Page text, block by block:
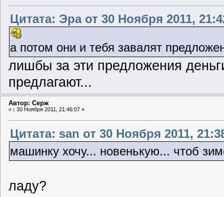
Цитата: Эра от 30 Ноября 2011,
а потом они и тебя завалят
лишбы за эти предложения
предлагают...
Автор: Серж
« : 30 Ноября 2011, 21:46:07 »
Цитата: san от 30 Ноября 2011,
машинку хочу... новенькую... чтоб
ладу?